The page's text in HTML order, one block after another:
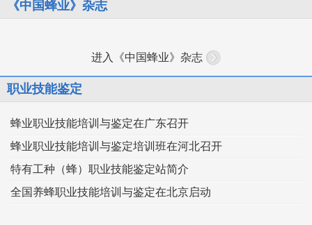
《中国蜂业》杂志
进入《中国蜂业》杂志
职业技能鉴定
蜂业职业技能培训与鉴定在广东召开
蜂业职业技能培训与鉴定培训班在河北召开
特有工种（蜂）职业技能鉴定站简介
全国养蜂职业技能培训与鉴定在北京启动